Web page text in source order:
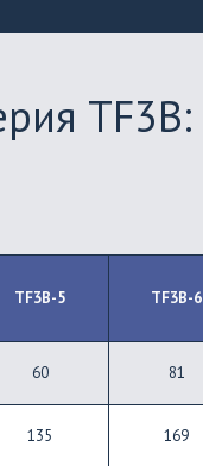
TF3B:
TF3B-5 TF3B-6
60 81
135 169